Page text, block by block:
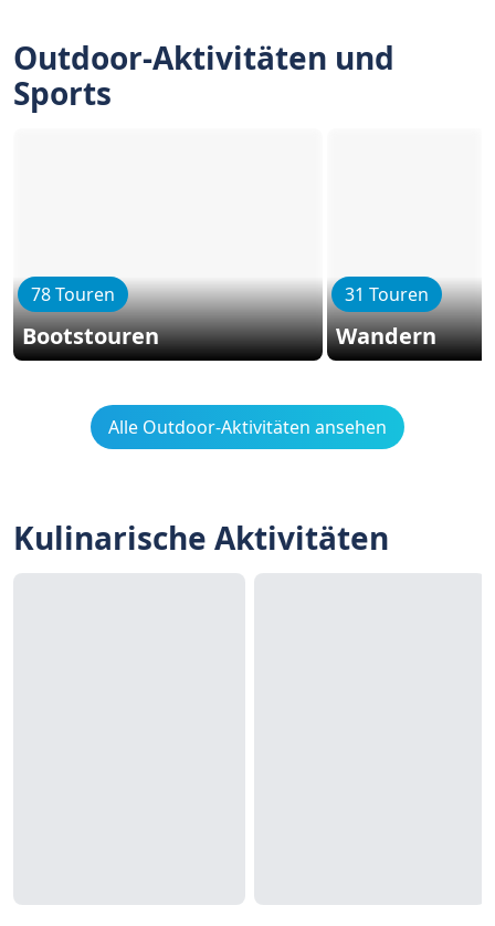
Outdoor-Aktivitäten und
Sports
78 Touren
Bootstouren
31 Touren
Wandern
Alle Outdoor-Aktivitäten ansehen
Kulinarische Aktivitäten